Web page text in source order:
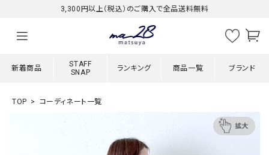
3,300円以上（税込）のご購入で全品送料無料
新着商品
STAFF
SNAP
ランキング 商品一覧 ブランド
TOP コーディネート一覧